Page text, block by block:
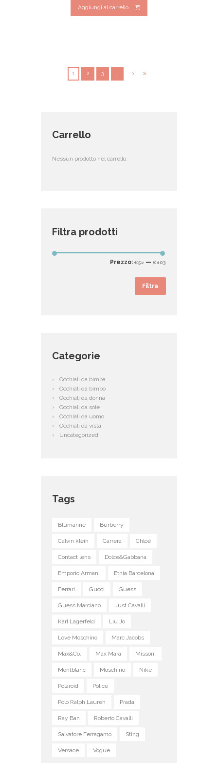
Aggiungi al carrello
1 2 3
Carrello
Nessun prodotto nel carrello.
Filtra prodotti
Prezzo
Prezzo
Filtra
Prezzo: €52 — €103
Categorie
Occhiali da bimba
Occhiali da bimbo
Occhiali da donna
Occhiali da sole
Occhiali da uomo
Occhiali da vista
Uncategorized
Tags
Blumarine Burberry
Calvin klein Carrera Chloé
Contact lens Dolce&Gabbana
Emporio Armani Etnia Barcelona
Ferrari Gucci Guess
Guess Marciano Just Cavalli
Karl Lagerfeld Liu Jo
Love Moschino Marc Jacobs
Max&Co. Max Mara Missoni
Montblanc Moschino Nike
Polaroid Police
Polo Ralph Lauren Prada
Ray Ban Roberto Cavalli
Salvatore Ferragamo Sting
Versace Vogue